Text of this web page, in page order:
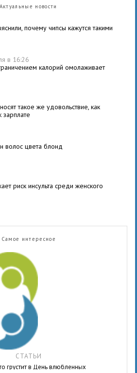
Актуальные новости
почему чипсы кажутся такими
в 16:26
калорий омолаживает
такое же удовольствие, как
зарплате
волос цвета блонд
риск инсульта среди женского
Самое интересное
СТАТЬИ
грустит в День влюбленных